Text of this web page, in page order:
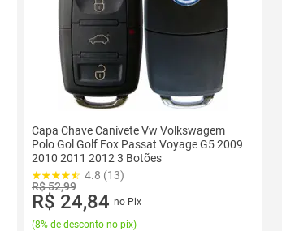
Capa Chave Canivete Vw Volkswagem
Polo Gol Golf Fox Passat Voyage G5 2009
2010 2011 2012 3 Botões
4.8 (13)
R$ 52,99
R$ 24,84 no Pix
(8% de desconto no pix)